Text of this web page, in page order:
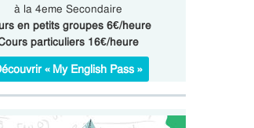
à la 4eme Secondaire
en petits groupes 6€/heure
particuliers 16€/heure
« My English Pass »